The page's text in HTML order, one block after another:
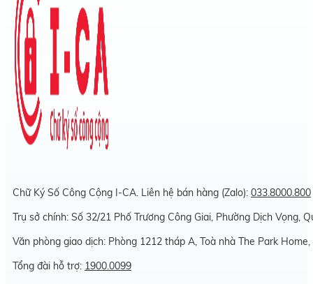
Chữ Ký Số Công Cộng I-CA. Liên hệ bán hàng (Zalo): 033.8000.800
Trụ sở chính: Số 32/21 Phố Trương Công Giai, Phường Dịch Vọng,
Văn phòng giao dịch: Phòng 1212 tháp A, Toà nhà The Park
Tổng đài hỗ trợ: 1900.0099